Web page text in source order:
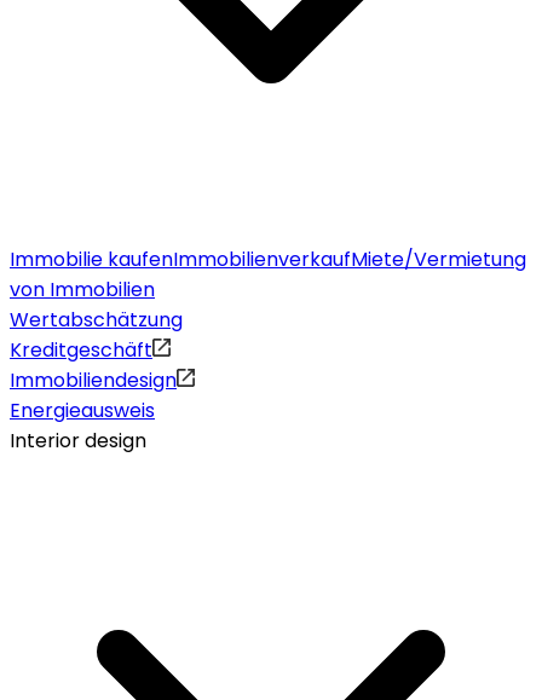
Immobilie kaufenImmobilienverkaufMiete/Vermietung
von Immobilien
Wertabschätzung
Kreditgeschäft
Immobiliendesign
Energieausweis
Interior design